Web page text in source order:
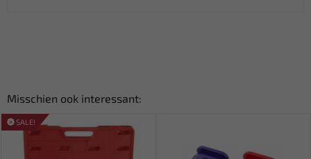
Misschien ook interessant:
SALE!